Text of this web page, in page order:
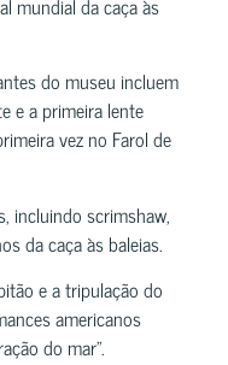
do museu incluem
e a primeira lente
vez no Farol de
incluindo scrimshaw,
da caça às baleias.
e a tripulação do
americanos
do mar”.